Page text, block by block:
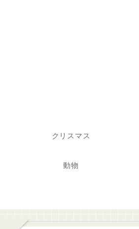
クリスマス
動物